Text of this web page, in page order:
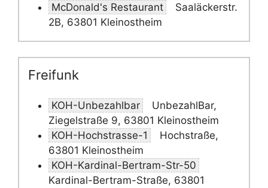
McDonald's Restaurant
Saaläckerstr.
2B, 63801 Kleinostheim
Freifunk
KOH-Unbezahlbar
UnbezahlBar,
Ziegelstraße 9, 63801 Kleinostheim
KOH-Hochstrasse-1
Hochstraße,
63801 Kleinostheim
KOH-Kardinal-Bertram-Str-50
Kardinal-Bertram-Straße, 63801